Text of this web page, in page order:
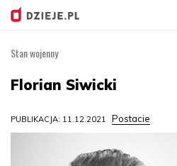
Stan wojenny
Florian Siwicki
PUBLIKACJA: 11.12.2021 Postacie